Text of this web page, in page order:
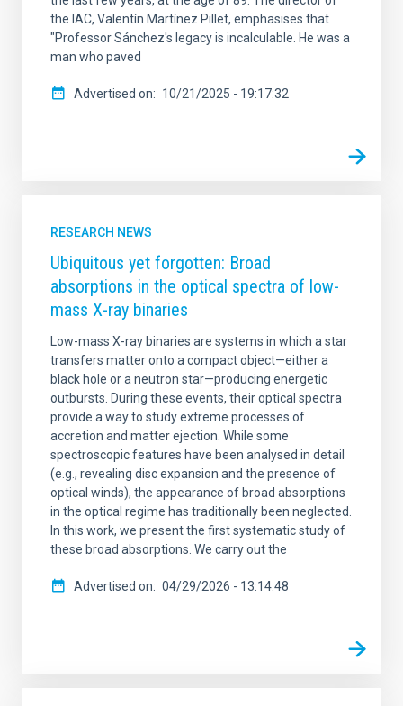
the IAC, Valentín Martínez Pillet, emphasises that
"Professor Sánchez's legacy is incalculable. He was a
man who paved
Advertised on 10/21/2025 - 19:17:32
RESEARCH NEWS
Ubiquitous yet forgotten: Broad
absorptions in the optical spectra of low-
mass X-ray binaries
Low-mass X-ray binaries are systems in which a star
transfers matter onto a compact object—either a
black hole or a neutron star—producing energetic
outbursts. During these events, their optical spectra
provide a way to study extreme processes of
accretion and matter ejection. While some
spectroscopic features have been analysed in detail
(e.g., revealing disc expansion and the presence of
optical winds), the appearance of broad absorptions
in the optical regime has traditionally been neglected.
In this work, we present the first systematic study of
these broad absorptions. We carry out the
Advertised on 04/29/2026 - 13:14:48